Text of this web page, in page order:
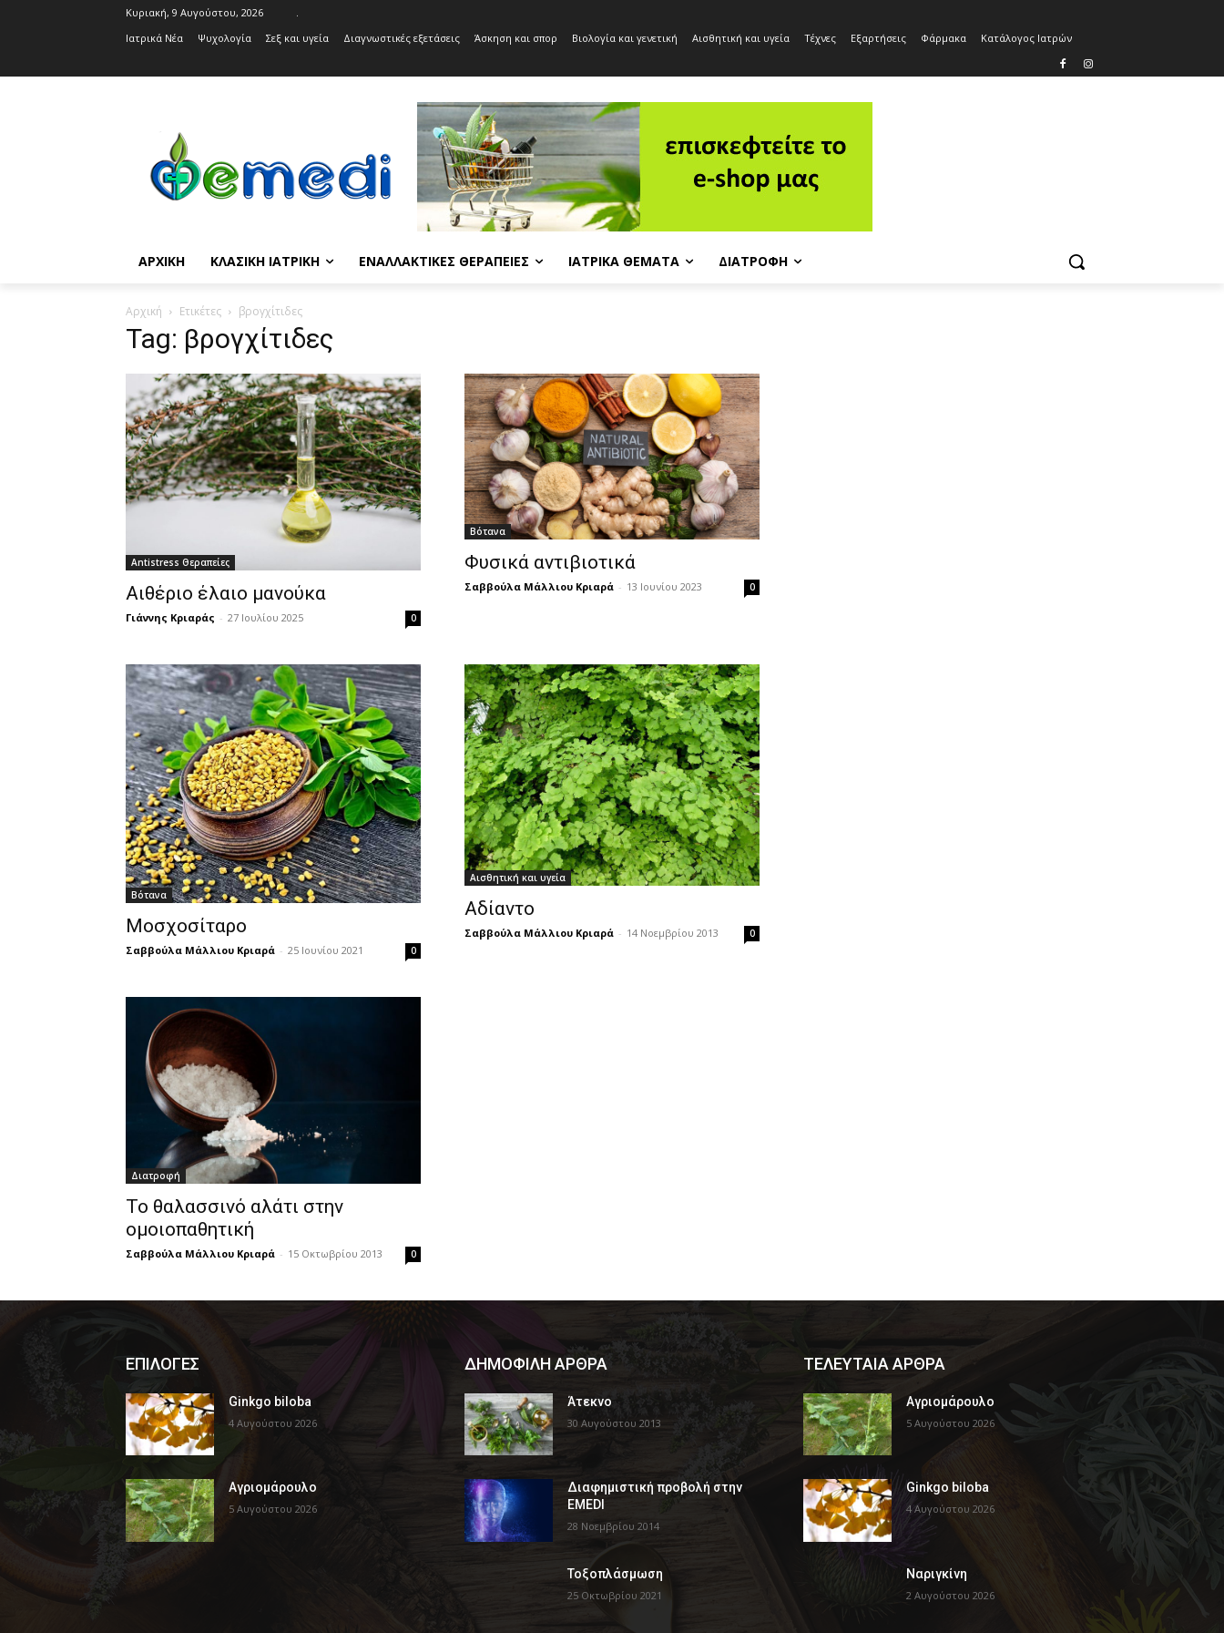
Κυριακή, 9 Αυγούστου, 2026
.
Ιατρικά Νέα
Ψυχολογία Σεξ και υγεία Διαγνωστικές εξετάσεις Άσκηση και σπορ Βιολογία και γενετική Αισθητική και υγεία Τέχνες Εξαρτήσεις Φάρμακα Κατάλογος Ιατρών
ΑΡΧΙΚΉ ΚΛΑΣΙΚΉ ΙΑΤΡΙΚΉ ΕΝΑΛΛΑΚΤΙΚΈΣ ΘΕΡΑΠΕΊΕΣ ΙΑΤΡΙΚΆ ΘΈΜΑΤΑ ΔΙΑΤΡΟΦΉ
Αρχική Ετικέτες βρογχίτιδες
Tag: βρογχίτιδες
Antistress Θεραπείες
Αιθέριο έλαιο μανούκα
Γιάννης Κριαράς - 27 Ιουλίου 2025 0
Βότανα
Φυσικά αντιβιοτικά
Σαββούλα Μάλλιου Κριαρά - 13 Ιουνίου 2023 0
Βότανα
Μοσχοσίταρο
Σαββούλα Μάλλιου Κριαρά - 25 Ιουνίου 2021 0
Αισθητική και υγεία
Αδίαντο
Σαββούλα Μάλλιου Κριαρά - 14 Νοεμβρίου 2013 0
Διατροφή
Το θαλασσινό αλάτι στην
ομοιοπαθητική
Σαββούλα Μάλλιου Κριαρά - 15 Οκτωβρίου 2013 0
ΕΠΙΛΟΓΕΣ
Ginkgo biloba
4 Αυγούστου 2026
Αγριομάρουλο
5 Αυγούστου 2026
ΔΗΜΟΦΙΛΗ ΑΡΘΡΑ
Άτεκνο
30 Αυγούστου 2013
Διαφημιστική προβολή στην
EMEDI
28 Νοεμβρίου 2014
Τοξοπλάσμωση
25 Οκτωβρίου 2021
ΤΕΛΕΥΤΑΙΑ ΑΡΘΡΑ
Αγριομάρουλο
5 Αυγούστου 2026
Ginkgo biloba
4 Αυγούστου 2026
Ναριγκίνη
2 Αυγούστου 2026